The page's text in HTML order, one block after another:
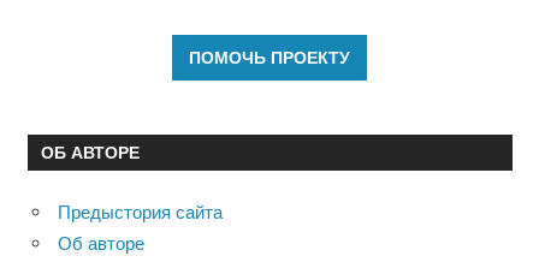
ОБ АВТОРЕ
Предыстория сайта
Об авторе